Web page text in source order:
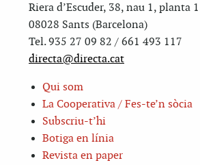
Riera d’Escuder, 38, nau 1, planta 1
08028 Sants (Barcelona)
Tel. 935 27 09 82 / 661 493 117
directa@directa.cat
Qui som
La Cooperativa / Fes-te’n sòcia
Subscriu-t’hi
Botiga en línia
Revista en paper